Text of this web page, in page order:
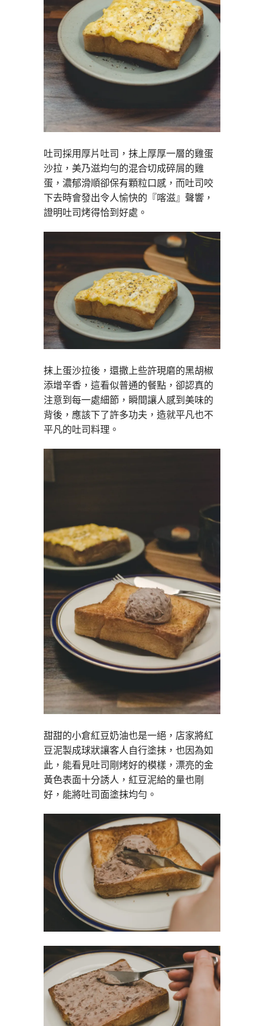
吐司採用厚片吐司，抹上厚厚一層的雞蛋
沙拉，美乃滋均勻的混合切成碎屑的雞
蛋，濃郁滑順卻保有顆粒口感，而吐司咬
下去時會發出令人愉快的『喀滋』聲響，
證明吐司烤得恰到好處。
抹上蛋沙拉後，還撒上些許現磨的黑胡椒
添增辛香，這看似普通的餐點，卻認真的
注意到每一處細節，瞬間讓人感到美味的
背後，應該下了許多功夫，造就平凡也不
平凡的吐司料理。
甜甜的小倉紅豆奶油也是一絕，店家將紅
豆泥製成球狀讓客人自行塗抹，也因為如
此，能看見吐司剛烤好的模樣，漂亮的金
黃色表面十分誘人，紅豆泥給的量也剛
好，能將吐司面塗抹均勻。